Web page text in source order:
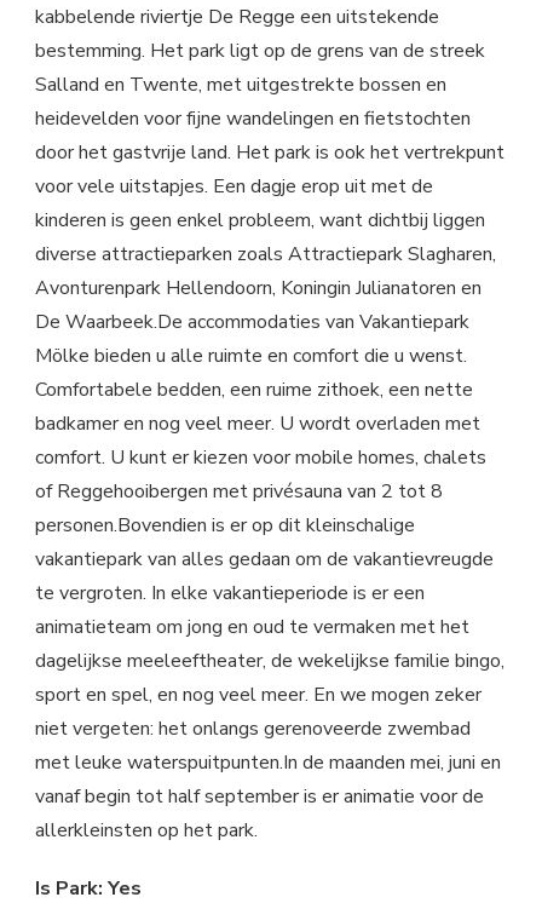
kabbelende riviertje De Regge een uitstekende
bestemming. Het park ligt op de grens van de streek
Salland en Twente, met uitgestrekte bossen en
heidevelden voor fijne wandelingen en fietstochten
door het gastvrije land. Het park is ook het vertrekpunt
voor vele uitstapjes. Een dagje erop uit met de
kinderen is geen enkel probleem, want dichtbij liggen
diverse attractieparken zoals Attractiepark Slagharen,
Avonturenpark Hellendoorn, Koningin Julianatoren en
De Waarbeek.De accommodaties van Vakantiepark
Mölke bieden u alle ruimte en comfort die u wenst.
Comfortabele bedden, een ruime zithoek, een nette
badkamer en nog veel meer. U wordt overladen met
comfort. U kunt er kiezen voor mobile homes, chalets
of Reggehooibergen met privésauna van 2 tot 8
personen.Bovendien is er op dit kleinschalige
vakantiepark van alles gedaan om de vakantievreugde
te vergroten. In elke vakantieperiode is er een
animatieteam om jong en oud te vermaken met het
dagelijkse meeleeftheater, de wekelijkse familie bingo,
sport en spel, en nog veel meer. En we mogen zeker
niet vergeten: het onlangs gerenoveerde zwembad
met leuke waterspuitpunten.In de maanden mei, juni en
vanaf begin tot half september is er animatie voor de
allerkleinsten op het park.
Is Park: Yes